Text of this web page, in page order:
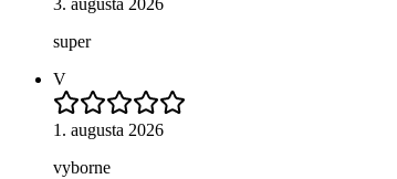
3. augusta 2026
super
V
1. augusta 2026
vyborne